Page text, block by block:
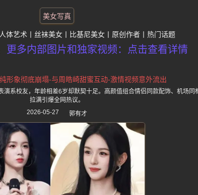
美女写真
人体艺术 丝袜美女 比基尼美女 原创作者 热门话题
更多内部图片和独家视频：点击查看详情
形象彻底崩塌-与周皓崎甜蜜互动-激情视频意外流出
系校友，年龄相差6岁却默契十足。高颜值组合情侣同款配饰、机场同
拉满引爆全网热议。
2026-05-27
郭有才